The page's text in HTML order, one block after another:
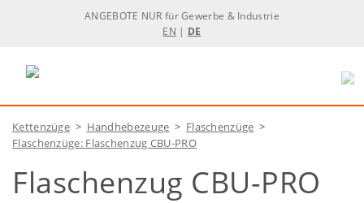
ANGEBOTE NUR für Gewerbe & Industrie
EN | DE
Kettenzüge > Handhebezeuge > Flaschenzüge >
Flaschenzüge: Flaschenzug CBU-PRO
Flaschenzug CBU-PRO